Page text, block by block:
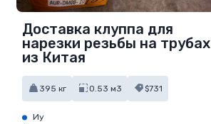
Доставка клуппа для
нарезки резьбы на трубах
из Китая
395 кг 0.53 м3 $731
Иу